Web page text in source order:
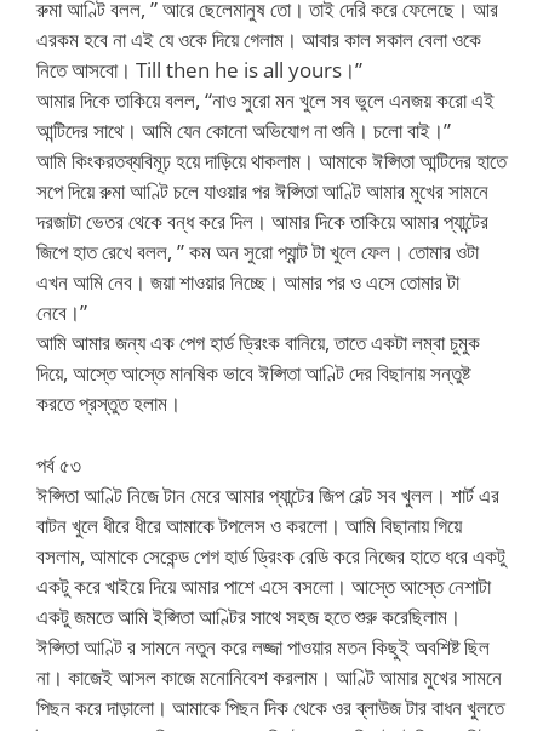
রুমা আণ্টি বলল, ” আরে ছেলেমানুষ তো। তাই দেরি করে ফেলেছে। আর
এরকম হবে না এই যে ওকে দিয়ে গেলাম। আবার কাল সকাল বেলা ওকে
নিতে আসবো। Till then he is all yours।”
আমার দিকে তাকিয়ে বলল, “নাও সুরো মন খুলে সব ভুলে এনজয় করো এই
আন্টিদের সাথে। আমি যেন কোনো অভিযোগ না শুনি। চলো বাই।”
আমি কিংকরতব্যবিমূঢ় হয়ে দাড়িয়ে থাকলাম। আমাকে ঈপ্সিতা আন্টিদের হাতে
সপে দিয়ে রুমা আণ্টি চলে যাওয়ার পর ঈপ্সিতা আণ্টি আমার মুখের সামনে
দরজাটা ভেতর থেকে বন্ধ করে দিল। আমার দিকে তাকিয়ে আমার প্যান্টের
জিপে হাত রেখে বলল, ” কম অন সুরো প্যান্ট টা খুলে ফেল। তোমার ওটা
এখন আমি নেব। জয়া শাওয়ার নিচ্ছে। আমার পর ও এসে তোমার টা
নেবে।”
আমি আমার জন্য এক পেগ হার্ড ড্রিংক বানিয়ে, তাতে একটা লম্বা চুমুক
দিয়ে, আস্তে আস্তে মানষিক ভাবে ঈপ্সিতা আণ্টি দের বিছানায় সন্তুষ্ট
করতে প্রস্তুত হলাম।
পর্ব ৫৩
ঈপ্সিতা আণ্টি নিজে টান মেরে আমার প্যান্টের জিপ বেল্ট সব খুলল। শার্ট এর
বাটন খুলে ধীরে ধীরে আমাকে টপলেস ও করলো। আমি বিছানায় গিয়ে
বসলাম, আমাকে সেকেন্ড পেগ হার্ড ড্রিংক রেডি করে নিজের হাতে ধরে একটু
একটু করে খাইয়ে দিয়ে আমার পাশে এসে বসলো। আস্তে আস্তে নেশাটা
একটু জমতে আমি ইপ্সিতা আণ্টির সাথে সহজ হতে শুরু করেছিলাম।
ঈপ্সিতা আণ্টি র সামনে নতুন করে লজ্জা পাওয়ার মতন কিছুই অবশিষ্ট ছিল
না। কাজেই আসল কাজে মনোনিবেশ করলাম। আণ্টি আমার মুখের সামনে
পিছন করে দাড়ালো। আমাকে পিছন দিক থেকে ওর ব্লাউজ টার বাধন খুলতে